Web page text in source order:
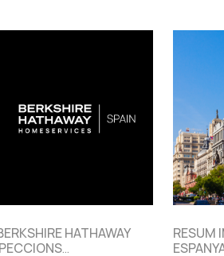
HATHAWAY
RESUM